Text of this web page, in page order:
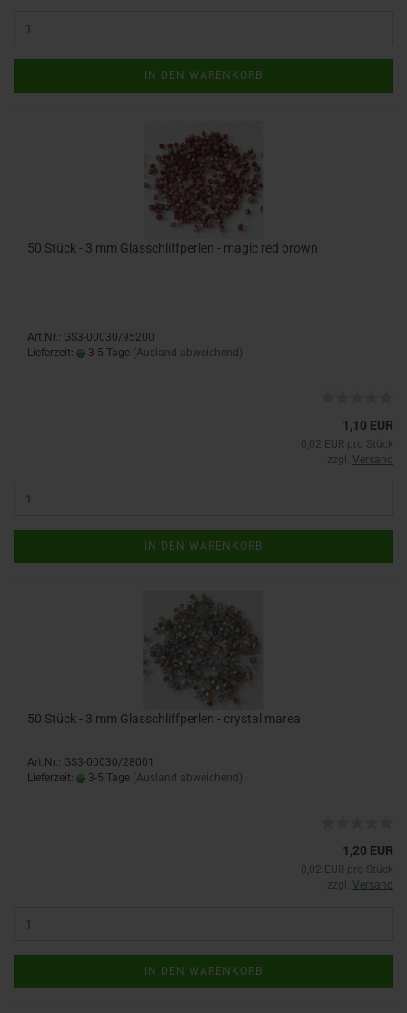
IN DEN WARENKORB
50 Stück - 3 mm Glasschliffperlen - magic red brown
Art.Nr.: GS3-00030/95200
Lieferzeit:
3-5 Tage (Ausland abweichend)
1,10 EUR
0,02 EUR pro Stück
zzgl. Versand
IN DEN WARENKORB
50 Stück - 3 mm Glasschliffperlen - crystal marea
Art.Nr.: GS3-00030/28001
Lieferzeit:
3-5 Tage (Ausland abweichend)
1,20 EUR
0,02 EUR pro Stück
zzgl. Versand
IN DEN WARENKORB